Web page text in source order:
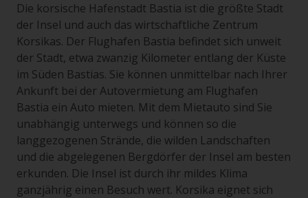
Die korsische Hafenstadt Bastia ist die größte Stadt
der Insel und auch das wirtschaftliche Zentrum
Korsikas. Der Flughafen Bastia befindet sich unweit
der Stadt, etwa zwanzig Kilometer entlang der Küste
im Süden Bastias. Sie können unmittelbar nach Ihrer
Ankunft bei der Autovermietung am Flughafen
Bastia ein Auto mieten. Mit dem Mietauto sind Sie
unabhängig unterwegs und können so die
langgezogenen Strände, die wilden Landschaften
und die abgelegenen Bergdörfer der Insel am besten
erkunden. Die Insel ist durch ihr mildes Klima
ganzjährig einen Besuch wert. Korsika eignet sich